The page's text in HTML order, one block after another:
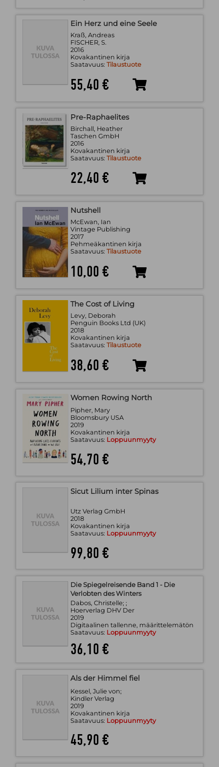
Ein Herz und eine Seele
Kraß, Andreas
FISCHER, S.
2016
Kovakantinen kirja
Saatavuus: Tilaustuote
55,40 €
Pre-Raphaelites
Birchall, Heather
Taschen GmbH
2016
Kovakantinen kirja
Saatavuus: Tilaustuote
22,40 €
Nutshell
McEwan, Ian
Vintage Publishing
2017
Pehmeäkantinen kirja
Saatavuus: Tilaustuote
10,00 €
The Cost of Living
Levy, Deborah
Penguin Books Ltd (UK)
2018
Kovakantinen kirja
Saatavuus: Tilaustuote
38,60 €
Women Rowing North
Pipher, Mary
Bloomsbury USA
2019
Kovakantinen kirja
Saatavuus: Loppuunmyyty
54,70 €
Sicut Lilium inter Spinas
Utz Verlag GmbH
2018
Kovakantinen kirja
Saatavuus: Loppuunmyyty
99,80 €
Die Spiegelreisende Band 1 - Die
Verlobten des Winters
Dabos, Christelle; ;
Hoerverlag DHV Der
2019
Digitaalinen tallenne, määrittelemätön
Saatavuus: Loppuunmyyty
36,10 €
Als der Himmel fiel
Kessel, Julie von;
Kindler Verlag
2019
Kovakantinen kirja
Saatavuus: Loppuunmyyty
45,90 €